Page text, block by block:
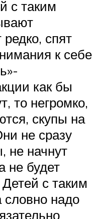
с таким
спят
к себе
как бы
то негромко,
скупы на
не сразу
не начнут
не будет
с таким
надо